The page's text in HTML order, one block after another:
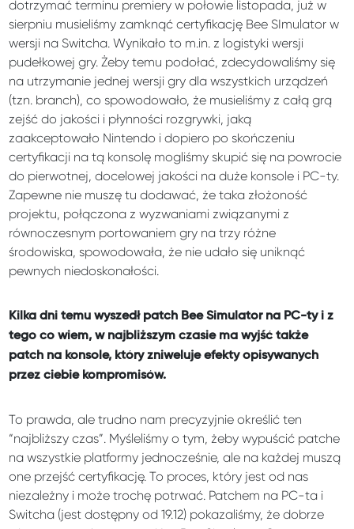
dotrzymać terminu premiery w połowie listopada, już w
sierpniu musieliśmy zamknąć certyfikację Bee SImulator w
wersji na Switcha. Wynikało to m.in. z logistyki wersji
pudełkowej gry. Żeby temu podołać, zdecydowaliśmy się
na utrzymanie jednej wersji gry dla wszystkich urządzeń
(tzn. branch), co spowodowało, że musieliśmy z całą grą
zejść do jakości i płynności rozgrywki, jaką
zaakceptowało Nintendo i dopiero po skończeniu
certyfikacji na tą konsolę mogliśmy skupić się na powrocie
do pierwotnej, docelowej jakości na duże konsole i PC-ty.
Zapewne nie muszę tu dodawać, że taka złożoność
projektu, połączona z wyzwaniami związanymi z
równoczesnym portowaniem gry na trzy różne
środowiska, spowodowała, że nie udało się uniknąć
pewnych niedoskonałości.
Kilka dni temu wyszedł patch Bee Simulator na PC-ty i z
tego co wiem, w najbliższym czasie ma wyjść także
patch na konsole, który zniweluje efekty opisywanych
przez ciebie kompromisów.
To prawda, ale trudno nam precyzyjnie określić ten
“najbliższy czas”. Myśleliśmy o tym, żeby wypuścić patche
na wszystkie platformy jednocześnie, ale na każdej muszą
one przejść certyfikację. To proces, który jest od nas
niezależny i może trochę potrwać. Patchem na PC-ta i
Switcha (jest dostępny od 19.12) pokazaliśmy, że dobrze